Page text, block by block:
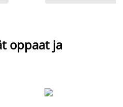
oppaat ja